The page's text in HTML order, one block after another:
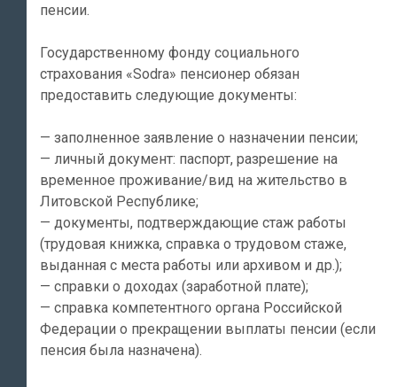
пенсии.
Государственному фонду социального
страхования «Sodra» пенсионер обязан
предоставить следующие документы:
— заполненное заявление о назначении пенсии;
— личный документ: паспорт, разрешение на
временное проживание/вид на жительство в
Литовской Республике;
— документы, подтверждающие стаж работы
(трудовая книжка, справка о трудовом стаже,
выданная с места работы или архивом и др.);
— справки о доходах (заработной плате);
— справка компетентного органа Российской
Федерации о прекращении выплаты пенсии (если
пенсия была назначена).